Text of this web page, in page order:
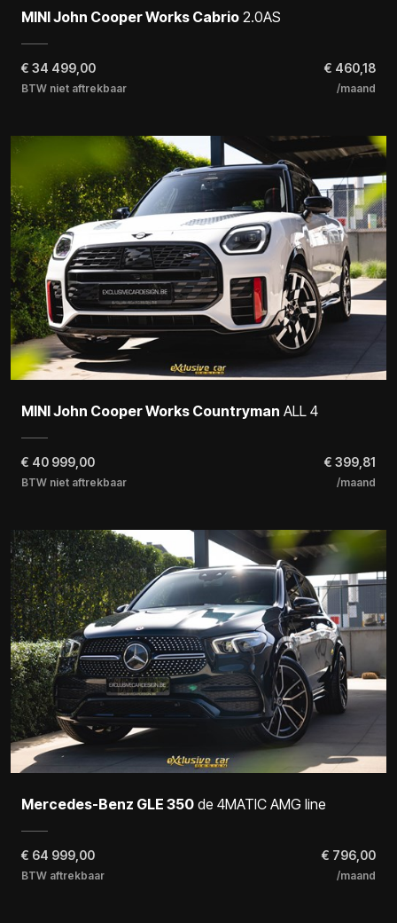
MINI John Cooper Works Cabrio 2.0AS
€ 34 499,00
BTW niet aftrekbaar
€ 460,18
/maand
MINI John Cooper Works Countryman ALL 4
€ 40 999,00
BTW niet aftrekbaar
€ 399,81
/maand
Mercedes-Benz GLE 350 de 4MATIC AMG line
€ 64 999,00
BTW aftrekbaar
€ 796,00
/maand